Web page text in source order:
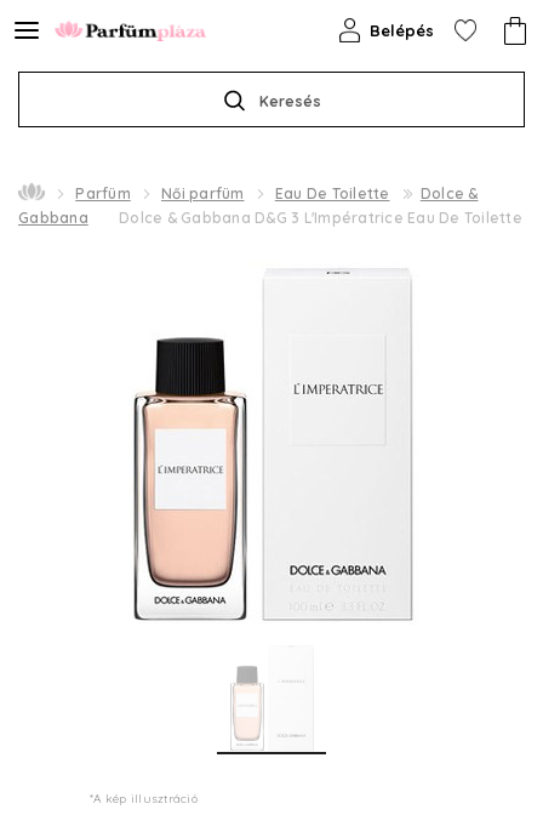
Keresés
Belépés
Parfüm Női parfüm Eau De Toilette
Dolce &
Gabbana
Dolce & Gabbana D&G 3 L'Impératrice Eau De Toilette
*A kép illusztráció